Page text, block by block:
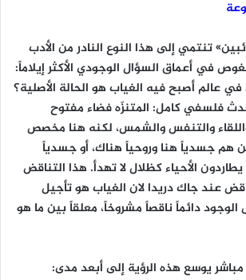
تنتمي إلى هذا النوع النادر من الأدب
في أعماق السؤال الوجودي الأكثر إيلاماً:
عالم أصبح فيه الغياب هو الحالة الأصلية؟
فلسفي كامل: المتنزّه فضاء مفتوح
والتنفس والشمس، لكنه هنا مخصص
هم جسدياً هنا وروحياً هناك، أو جسدياً
يطاردون الأحياء كظلال لا تهدأ. هذا التناقض
عند جاك دريدا لان الغياب هو تأجيل
دائماً ناقصاً مشروخاً، معلقاً بين ما هو
يوسع هذه الرؤية إلى أبعد مدى: